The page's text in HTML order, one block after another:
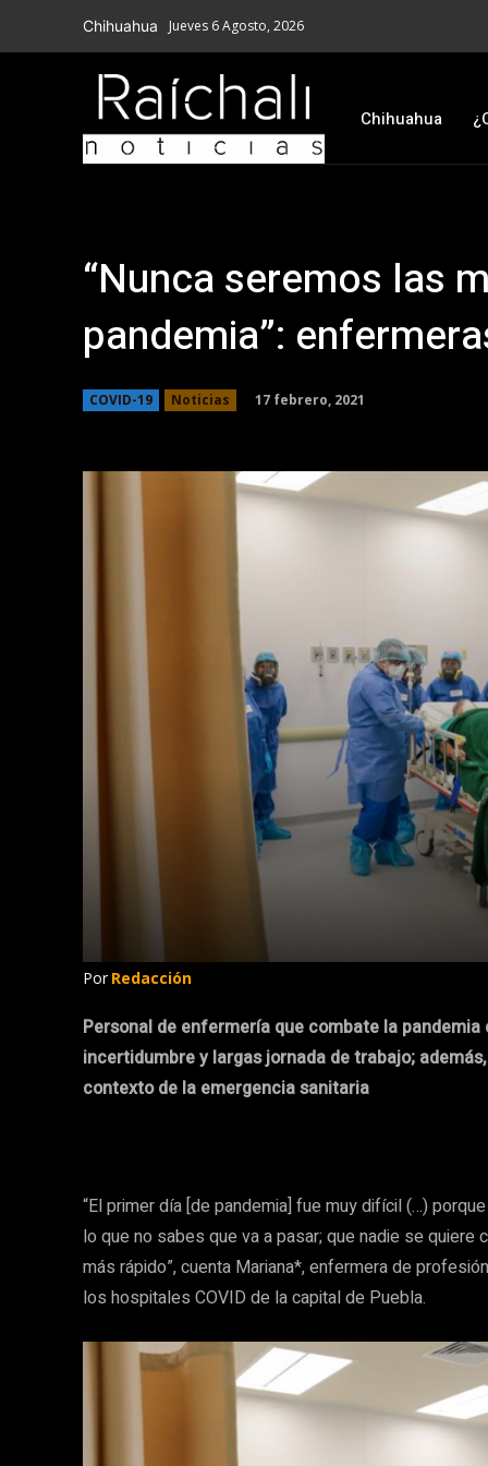
Chihuahua Jueves 6 Agosto, 2026
Chihuahua
“Nunca seremos las
pandemia”:
COVID-19 Noticias 17 febrero, 2021
Por Redacción
Personal de enfermería que combate la
incertidumbre y largas jornada de trabajo;
contexto de la emergencia sanitaria
“El primer día [de pandemia] fue muy difícil (…)
lo que no sabes que va a pasar; que nadie se
más rápido”, cuenta Mariana*, enfermera de
los hospitales COVID de la capital de Puebla.